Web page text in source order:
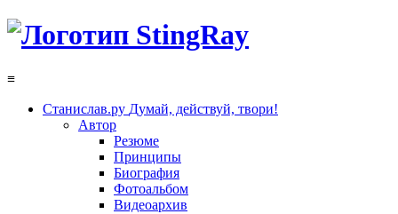
≡
Станислав.ру Думай, действуй, твори!
Автор
Резюме
Принципы
Биография
Фотоальбом
Видеоархив